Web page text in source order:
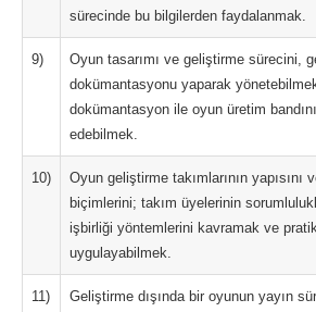
sürecinde bu bilgilerden faydalanmak.
9)
Oyun tasarımı ve geliştirme sürecini,
dokümantasyonu yaparak
dokümantasyon ile oyun üretim
edebilmek.
10)
Oyun geliştirme takımlarının yapısını
biçimlerini; takım üyelerinin
işbirliği yöntemlerini kavramak ve
uygulayabilmek.
11)
Geliştirme dışında bir oyunun yayın